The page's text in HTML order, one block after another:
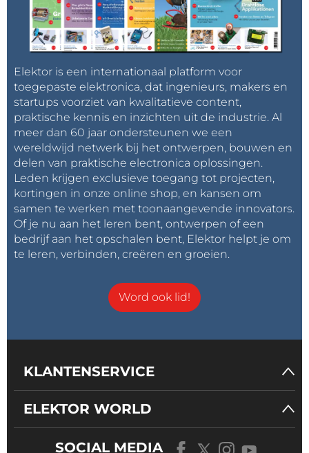
Elektor is een internationaal platform voor
toegepaste elektronica, dat ingenieurs, makers en
startups voorziet van kwalitatieve content,
praktische kennis en inzichten uit de industrie. Al
meer dan 60 jaar ondersteunen we een
wereldwijd netwerk bij het ontwerpen, bouwen en
delen van praktische electronica oplossingen.
Leden krijgen exclusieve toegang tot projecten,
kortingen in onze online shop, en kansen om
samen te werken met toonaangevende innovators.
Of je nu aan het leren bent, ontwerpen of een
bedrijf aan het opschalen bent, Elektor helpt je om
te leren, verbinden, creëren en groeien.
Word ook lid!
KLANTENSERVICE
ELEKTOR WORLD
SOCIAL MEDIA